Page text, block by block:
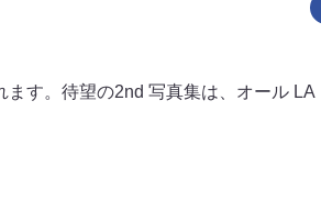
す。待望の2nd 写真集は、オール LA